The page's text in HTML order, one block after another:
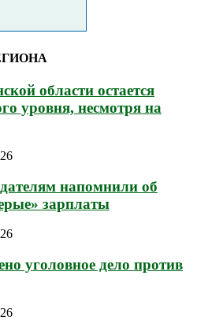
области остается
уровня, несмотря на
напомнили об
зарплаты
уголовное дело против